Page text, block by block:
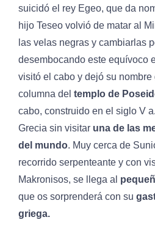
suicidó el rey Egeo, que da
hijo Teseo volvió de matar al
las velas negras y cambiarlas
desembocando este equívoco
visitó el cabo y dejó su nombre
columna del templo de
cabo, construido en el siglo V
Grecia sin visitar una de las
del mundo. Muy cerca de
recorrido serpenteante y con
Makronisos, se llega al
que os sorprenderá con su
griega.